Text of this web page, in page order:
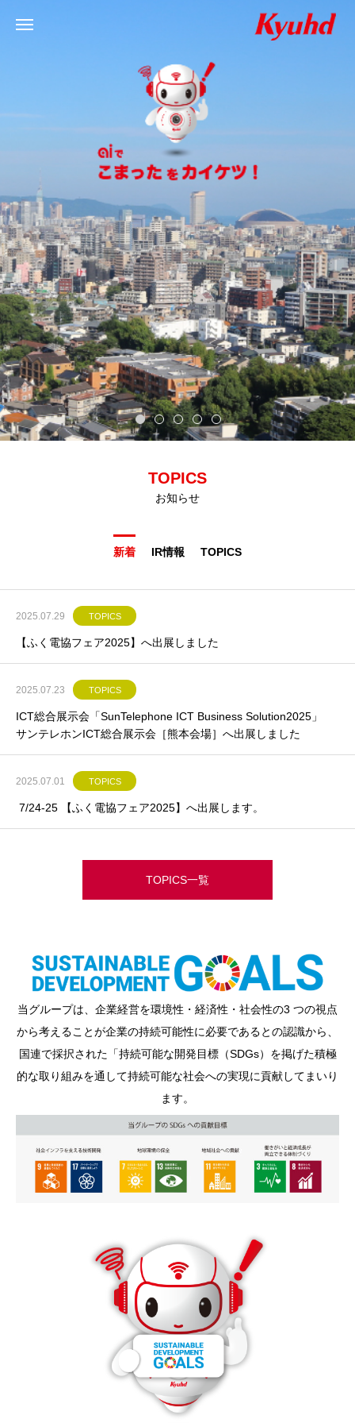
TOPICS
お知らせ
新着 IR情報 TOPICS
2025.07.29 TOPICS
【ふく電協フェア2025】へ出展しました
2025.07.23 TOPICS
ICT総合展示会「SunTelephone ICT Business Solution2025」
サンテレホンICT総合展示会［熊本会場］へ出展しました
2025.07.01 TOPICS
7/24-25 【ふく電協フェア2025】へ出展します。
TOPICS一覧
当グループは、企業経営を環境性・経済性・社会性の3 つの視点
から考えることが企業の持続可能性に必要であるとの認識から、
国連で採択された「持続可能な開発目標（SDGs）を掲げた積極
的な取り組みを通して持続可能な社会への実現に貢献してまいり
ます。